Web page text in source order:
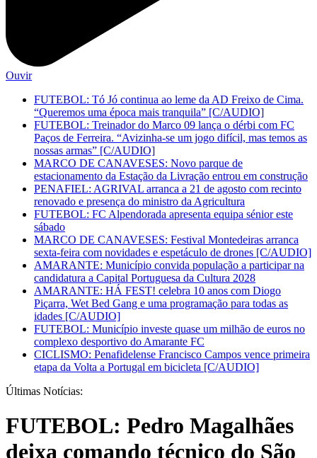
Ouvir
FUTEBOL: Tó Jó continua ao leme da AD Freixo de Cima.
“Queremos uma época mais tranquila” [C/AUDIO]
FUTEBOL: Treinador do Marco 09 lança o dérbi com FC
Paços de Ferreira. “Avizinha-se um jogo difícil, mas temos as
nossas armas” [C/AUDIO]
MARCO DE CANAVESES: Novo parque de
estacionamento da Estação da Livração entrou em construção
PENAFIEL: AGRIVAL arranca a 21 de agosto com recinto
renovado e presença do ministro da Agricultura
FUTEBOL: FC Alpendorada apresenta equipa sénior este
sábado
MARCO DE CANAVESES: Festival Montedeiras arranca
sexta-feira com novidades e espetáculo de drones [C/AUDIO]
AMARANTE: Município convida população a participar na
candidatura a Capital Portuguesa da Cultura 2028
AMARANTE: HÁ FEST! celebra 10 anos com Diogo
Piçarra, Wet Bed Gang e uma programação para todas as
idades [C/AUDIO]
FUTEBOL: Município investe quase um milhão de euros no
complexo desportivo do Amarante FC
CICLISMO: Penafidelense Francisco Campos vence primeira
etapa da Volta a Portugal em bicicleta [C/AUDIO]
Últimas Notícias:
FUTEBOL: Pedro Magalhães
deixa comando técnico do São